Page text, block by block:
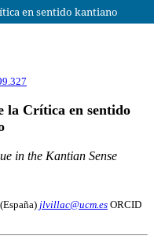
en sentido kantiano